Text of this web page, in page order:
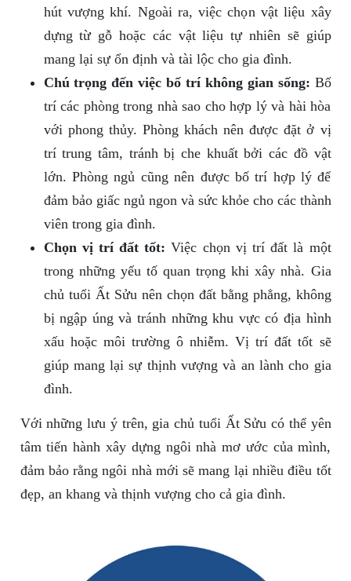
hút vượng khí. Ngoài ra, việc chọn vật liệu xây
dựng từ gỗ hoặc các vật liệu tự nhiên sẽ giúp
mang lại sự ổn định và tài lộc cho gia đình.
Chú trọng đến việc bố trí không gian sống: Bố
trí các phòng trong nhà sao cho hợp lý và hài hòa
với phong thủy. Phòng khách nên được đặt ở vị
trí trung tâm, tránh bị che khuất bởi các đồ vật
lớn. Phòng ngủ cũng nên được bố trí hợp lý để
đảm bảo giấc ngủ ngon và sức khỏe cho các thành
viên trong gia đình.
Chọn vị trí đất tốt: Việc chọn vị trí đất là một
trong những yếu tố quan trọng khi xây nhà. Gia
chủ tuổi Ất Sửu nên chọn đất bằng phẳng, không
bị ngập úng và tránh những khu vực có địa hình
xấu hoặc môi trường ô nhiễm. Vị trí đất tốt sẽ
giúp mang lại sự thịnh vượng và an lành cho gia
đình.
Với những lưu ý trên, gia chủ tuổi Ất Sửu có thể yên
tâm tiến hành xây dựng ngôi nhà mơ ước của mình,
đảm bảo rằng ngôi nhà mới sẽ mang lại nhiều điều tốt
đẹp, an khang và thịnh vượng cho cả gia đình.